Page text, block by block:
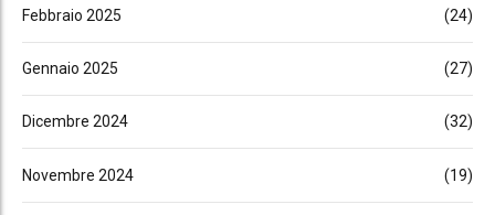
Febbraio 2025 (24)
Gennaio 2025 (27)
Dicembre 2024 (32)
Novembre 2024 (19)